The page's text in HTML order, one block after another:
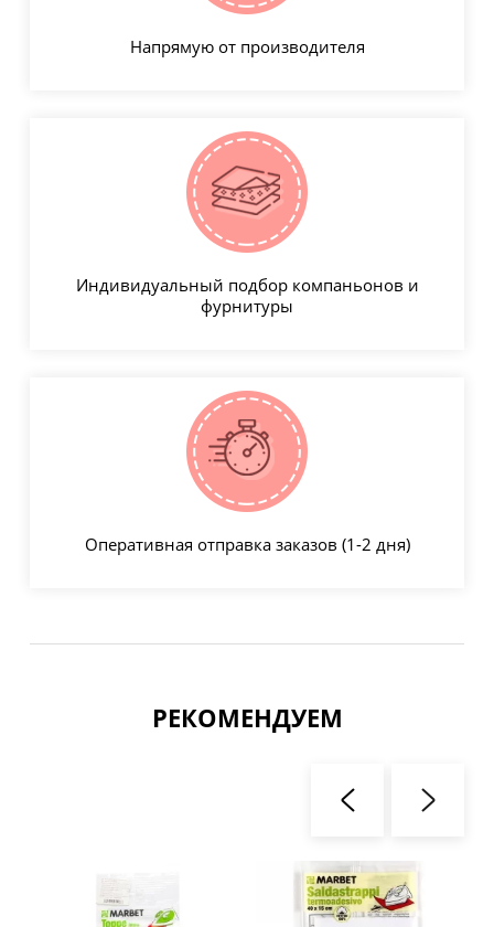
Напрямую от производителя
Индивидуальный подбор компаньонов и
фурнитуры
Оперативная отправка заказов (1-2 дня)
РЕКОМЕНДУЕМ